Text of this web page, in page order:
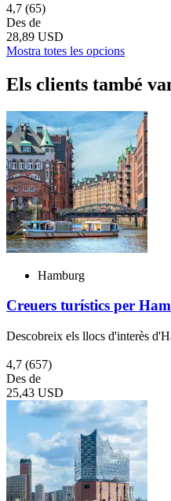
4,7 (65)
Des de
28,89 USD
Mostra totes les opcions
Els clients també
Hamburg
Creuers turístics per
Descobreix els llocs d'interès
4,7 (657)
Des de
25,43 USD